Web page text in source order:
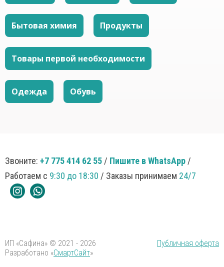
Бытовая химия Продукты
Товары первой необходимости
Одежда Обувь
Звоните: +7 775 414 62 55 / Пишите в WhatsApp /
Работаем с 9:30 до 18:30 / Заказы принимаем 24/7
ИП «Сафина» © 2021 - 2026
Публичная оферта
Разработано «СмартСайт»